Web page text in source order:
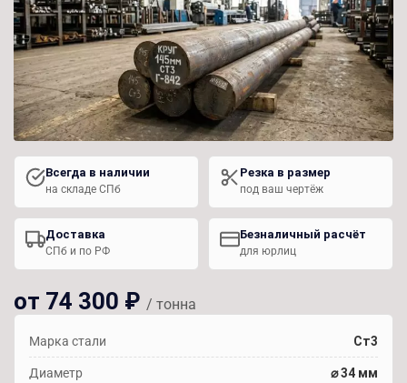
Всегда в наличии
на складе СПб
Резка в размер
под ваш чертёж
Доставка
СПб и по РФ
Безналичный расчёт
для юрлиц
от 74 300 ₽ / тонна
Марка стали Ст3
Диаметр ⌀ 34 мм